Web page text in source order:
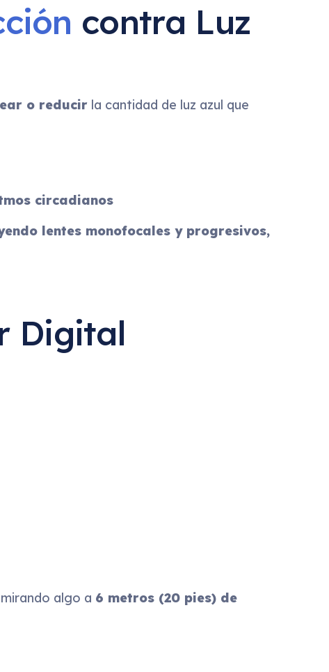
contra Luz
o reducir la cantidad de luz azul que
circadianos
lentes monofocales y progresivos,
Digital
mirando algo a 6 metros (20 pies) de